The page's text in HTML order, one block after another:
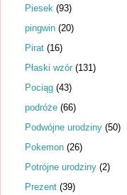
Piesek (93)
pingwin (20)
Pirat (16)
Płaski wzór (131)
Pociąg (43)
podróże (66)
Podwójne urodziny (50)
Pokemon (26)
Potrójne urodziny (2)
Prezent (39)